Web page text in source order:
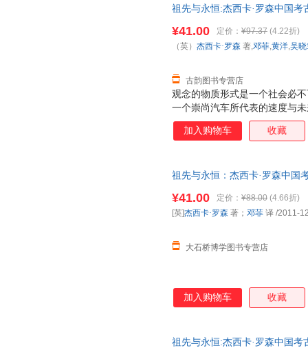
祖先与永恒:杰西卡·罗森中国
杀，欢迎选购！
观念的物质形式是一个社会必
一个崇尚汽车所代表的速度与
奉祖先的青铜器来体现个人成
¥41.00 定价： ¥97.37 (4.22折)
古韵图书专营店
（英） 杰西卡·罗森 著,邓菲,黄洋,吴
加入购物车 收藏
祖先与永恒：杰西卡·罗森中国
¥41.00 定价： ¥88.00 (4.66折)
大石桥博学图书专营店
[英]杰西卡·罗森 著； 邓菲 译 /2011-
加入购物车 收藏
祖先与永恒:杰西卡·罗森中国考